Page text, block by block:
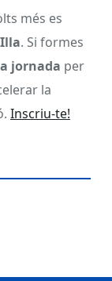
més es
. Si formes
jornada per
la
Inscriu-te!